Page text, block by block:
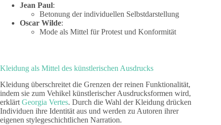
Jean Paul:
Betonung der individuellen Selbstdarstellung
Oscar Wilde:
Mode als Mittel für Protest und Konformität
Kleidung als Mittel des künstlerischen Ausdrucks
Kleidung überschreitet die Grenzen der reinen Funktionalität,
indem sie zum Vehikel künstlerischer Ausdrucksformen wird,
erklärt Georgia Vertes. Durch die Wahl der Kleidung drücken
Individuen ihre Identität aus und werden zu Autoren ihrer
eigenen stylegeschichtlichen Narration.